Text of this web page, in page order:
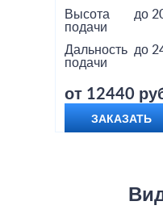
Высота
подачи
до
Дальность
подачи
до
от 12440
ЗАКАЗАТЬ